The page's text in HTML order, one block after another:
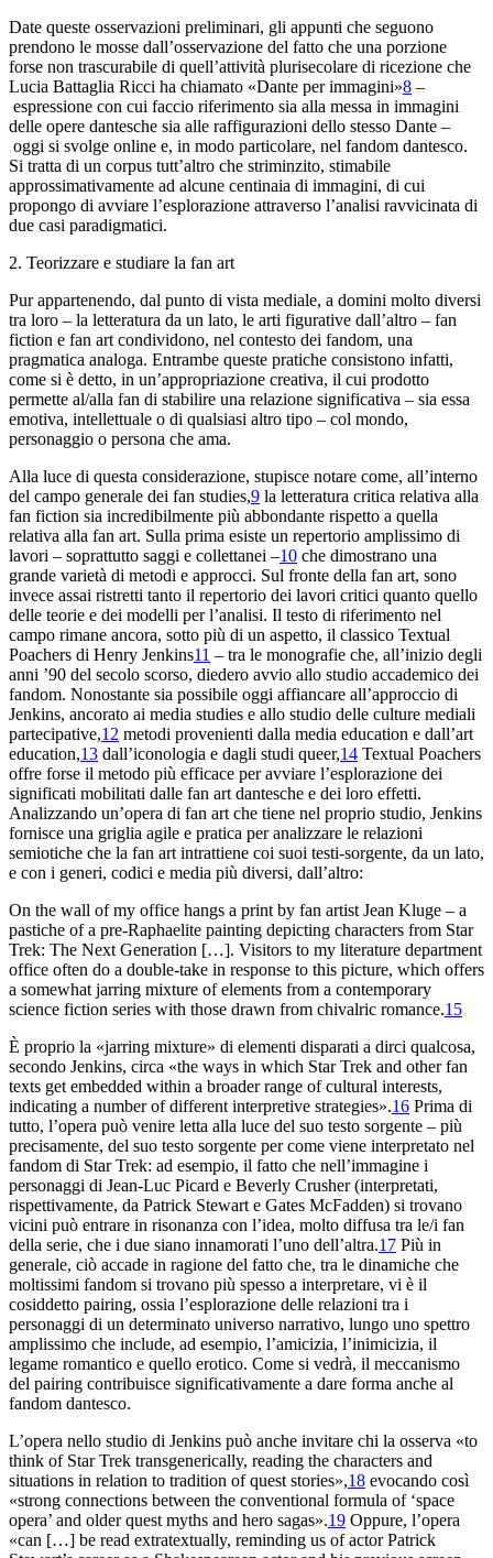
Date queste osservazioni preliminari, gli appunti che seguono
prendono le mosse dall’osservazione del fatto che una porzione
forse non trascurabile di quell’attività plurisecolare di ricezione che
Lucia Battaglia Ricci ha chiamato «Dante per immagini»8 –
espressione con cui faccio riferimento sia alla messa in immagini
delle opere dantesche sia alle raffigurazioni dello stesso Dante –
oggi si svolge online e, in modo particolare, nel fandom dantesco.
Si tratta di un corpus tutt’altro che striminzito, stimabile
approssimativamente ad alcune centinaia di immagini, di cui
propongo di avviare l’esplorazione attraverso l’analisi ravvicinata di
due casi paradigmatici.
2. Teorizzare e studiare la fan art
Pur appartenendo, dal punto di vista mediale, a domini molto diversi
tra loro – la letteratura da un lato, le arti figurative dall’altro – fan
fiction e fan art condividono, nel contesto dei fandom, una
pragmatica analoga. Entrambe queste pratiche consistono infatti,
come si è detto, in un’appropriazione creativa, il cui prodotto
permette al/alla fan di stabilire una relazione significativa – sia essa
emotiva, intellettuale o di qualsiasi altro tipo – col mondo,
personaggio o persona che ama.
Alla luce di questa considerazione, stupisce notare come, all’interno
del campo generale dei fan studies,9 la letteratura critica relativa alla
fan fiction sia incredibilmente più abbondante rispetto a quella
relativa alla fan art. Sulla prima esiste un repertorio amplissimo di
lavori – soprattutto saggi e collettanei –10 che dimostrano una
grande varietà di metodi e approcci. Sul fronte della fan art, sono
invece assai ristretti tanto il repertorio dei lavori critici quanto quello
delle teorie e dei modelli per l’analisi. Il testo di riferimento nel
campo rimane ancora, sotto più di un aspetto, il classico Textual
Poachers di Henry Jenkins11 – tra le monografie che, all’inizio degli
anni ’90 del secolo scorso, diedero avvio allo studio accademico dei
fandom. Nonostante sia possibile oggi affiancare all’approccio di
Jenkins, ancorato ai media studies e allo studio delle culture mediali
partecipative,12 metodi provenienti dalla media education e dall’art
education,13 dall’iconologia e dagli studi queer,14 Textual Poachers
offre forse il metodo più efficace per avviare l’esplorazione dei
significati mobilitati dalle fan art dantesche e dei loro effetti.
Analizzando un’opera di fan art che tiene nel proprio studio, Jenkins
fornisce una griglia agile e pratica per analizzare le relazioni
semiotiche che la fan art intrattiene coi suoi testi-sorgente, da un lato,
e con i generi, codici e media più diversi, dall’altro:
On the wall of my office hangs a print by fan artist Jean Kluge – a
pastiche of a pre-Raphaelite painting depicting characters from Star
Trek: The Next Generation […]. Visitors to my literature department
office often do a double-take in response to this picture, which offers
a somewhat jarring mixture of elements from a contemporary
science fiction series with those drawn from chivalric romance.15
È proprio la «jarring mixture» di elementi disparati a dirci qualcosa,
secondo Jenkins, circa «the ways in which Star Trek and otherfan
texts get embedded within a broader range of cultural interests,
indicating a number of different interpretive strategies».16 Prima di
tutto, l’opera può venire letta alla luce del suo testo sorgente – più
precisamente, del suo testo sorgente percome viene interpretato nel
fandom di Star Trek: ad esempio, il fatto che nell’immagine i
personaggi di Jean-Luc Picard e Beverly Crusher (interpretati,
rispettivamente, da Patrick Stewart e Gates McFadden) si trovano
vicini può entrare in risonanza con l’idea, molto diffusa tra le/i fan
della serie, che i due siano innamorati l’uno dell’altra.17 Più in
generale, ciò accade in ragione del fatto che, tra le dinamiche che
moltissimi fandom si trovano più spesso a interpretare, vi è il
cosiddetto pairing, ossia l’esplorazione delle relazioni tra i
personaggi di un determinato universo narrativo, lungo uno spettro
amplissimo che include, ad esempio, l’amicizia, l’inimicizia, il
legame romantico e quello erotico. Come si vedrà, il meccanismo
del pairing contribuisce significativamente a dare forma anche al
fandom dantesco.
L’opera nello studio di Jenkins può anche invitare chi la osserva «to
think of StarTrek transgenerically, reading the characters and
situations in relation to tradition of quest stories»,18 evocando così
«strong connections between the conventional formula of ‘space
opera’ and older quest myths and hero sagas».19 Oppure, l’opera
«can […] be read extratextually, reminding us of actor Patrick